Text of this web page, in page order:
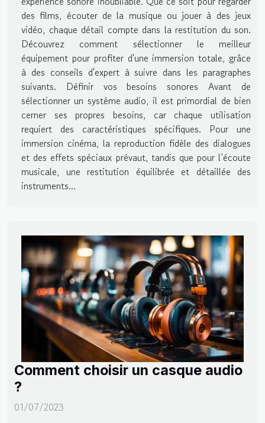
des films, écouter de la musique ou jouer à des jeux
vidéo, chaque détail compte dans la restitution du son.
Découvrez comment sélectionner le meilleur
équipement pour profiter d'une immersion totale, grâce
à des conseils d'expert à suivre dans les paragraphes
suivants. Définir vos besoins sonores Avant de
sélectionner un système audio, il est primordial de bien
cerner ses propres besoins, car chaque utilisation
requiert des caractéristiques spécifiques. Pour une
immersion cinéma, la reproduction fidèle des dialogues
et des effets spéciaux prévaut, tandis que pour l’écoute
musicale, une restitution équilibrée et détaillée des
instruments...
Comment choisir un casque audio
?
01/07/2023